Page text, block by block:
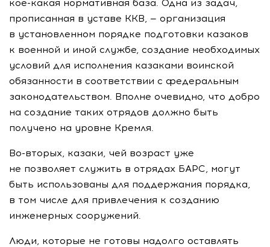
кое-какая нормативная база. Одна из задач,
прописанная в уставе ККВ, — организация
в установленном порядке подготовки казаков
к военной и иной службе, создание необходимых
условий для исполнения казаками воинской
обязанности в соответствии с федеральным
законодательством. Вполне очевидно, что добро
на создание таких отрядов должно быть
получено на уровне Кремля.
Во-вторых, казаки, чей возраст уже
не позволяет служить в отрядах БАРС, могут
быть использованы для поддержания порядка,
в том числе для привлечения к созданию
инженерных сооружений.
Люди, которые не готовы надолго оставлять